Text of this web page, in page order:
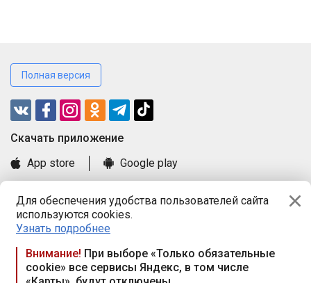
Для обеспечения удобства пользователей сайта
используются cookies.
Узнать подробнее
Внимание! При выборе «Только обязательные
cookie» все сервисы Яндекс, в том числе
Полная версия
Cкачать приложение
App store
Google play
Книга замечаний и предложений
Правила и документы
Praca.by © 2000—2026, ООО «ПРАЦА БАЙ»
Республика Беларусь, 220114, г. Минск, пр-т Независимости
117а, пом. № 9.